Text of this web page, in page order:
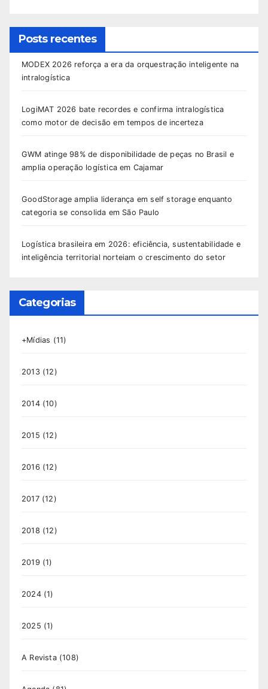
Posts recentes
MODEX 2026 reforça a era da orquestração inteligente na
intralogística
LogiMAT 2026 bate recordes e confirma intralogística
como motor de decisão em tempos de incerteza
GWM atinge 98% de disponibilidade de peças no Brasil e
amplia operação logística em Cajamar
GoodStorage amplia liderança em self storage enquanto
categoria se consolida em São Paulo
Logística brasileira em 2026: eficiência, sustentabilidade e
inteligência territorial norteiam o crescimento do setor
Categorias
+Mídias (11)
2013(12)
2014(10)
2015 (12)
2016 (12)
2017(12)
2018 (12)
2019 (1)
2024(1)
2025 (1)
A Revista(108)